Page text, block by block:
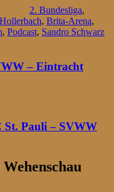
2. Bundesliga,
, Brita-Arena,
, Podcast, Sandro Schwarz
– Eintracht
St. Pauli – SVWW